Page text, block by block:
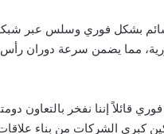
القسائم بشكل فوري وسلس عبر
مما يضمن سرعة دوران
قائلاً إننا نفخر بالتعاون
كبرى الشركات من بناء